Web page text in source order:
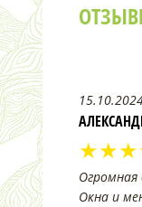
Огромная
Окна и